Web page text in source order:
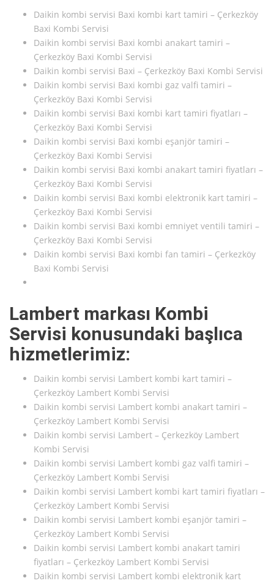
Daikin kombi servisi Baxi kombi kart tamiri – Çerkezköy
Baxi Kombi Servisi
Daikin kombi servisi Baxi kombi anakart tamiri –
Çerkezköy Baxi Kombi Servisi
Daikin kombi servisi Baxi – Çerkezköy Baxi Kombi Servisi
Daikin kombi servisi Baxi kombi gaz valfi tamiri –
Çerkezköy Baxi Kombi Servisi
Daikin kombi servisi Baxi kombi kart tamiri fiyatları –
Çerkezköy Baxi Kombi Servisi
Daikin kombi servisi Baxi kombi eşanjör tamiri –
Çerkezköy Baxi Kombi Servisi
Daikin kombi servisi Baxi kombi anakart tamiri fiyatları –
Çerkezköy Baxi Kombi Servisi
Daikin kombi servisi Baxi kombi elektronik kart tamiri –
Çerkezköy Baxi Kombi Servisi
Daikin kombi servisi Baxi kombi emniyet ventili tamiri –
Çerkezköy Baxi Kombi Servisi
Daikin kombi servisi Baxi kombi fan tamiri – Çerkezköy
Baxi Kombi Servisi
Lambert markası Kombi
Servisi konusundaki başlıca
hizmetlerimiz:
Daikin kombi servisi Lambert kombi kart tamiri –
Çerkezköy Lambert Kombi Servisi
Daikin kombi servisi Lambert kombi anakart tamiri –
Çerkezköy Lambert Kombi Servisi
Daikin kombi servisi Lambert – Çerkezköy Lambert
Kombi Servisi
Daikin kombi servisi Lambert kombi gaz valfi tamiri –
Çerkezköy Lambert Kombi Servisi
Daikin kombi servisi Lambert kombi kart tamiri fiyatları –
Çerkezköy Lambert Kombi Servisi
Daikin kombi servisi Lambert kombi eşanjör tamiri –
Çerkezköy Lambert Kombi Servisi
Daikin kombi servisi Lambert kombi anakart tamiri
fiyatları – Çerkezköy Lambert Kombi Servisi
Daikin kombi servisi Lambert kombi elektronik kart